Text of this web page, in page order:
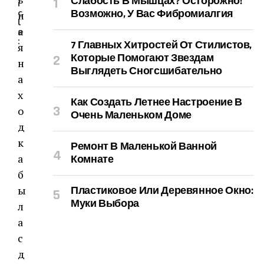
н
а
я
н
а
х
о
д
к
а
б
ы
л
а
с
д
i
c
l
e
:
Возможно, У Вас Фибромиалгия
7 Главных Хитростей От Стилистов,
Которые Помогают Звездам
Выглядеть Сногсшибательно
Как Создать Летнее Настроение В
Очень Маленьком Доме
Ремонт В Маленькой Ванной
Комнате
Пластиковое Или Деревянное Окно:
Муки Выбора